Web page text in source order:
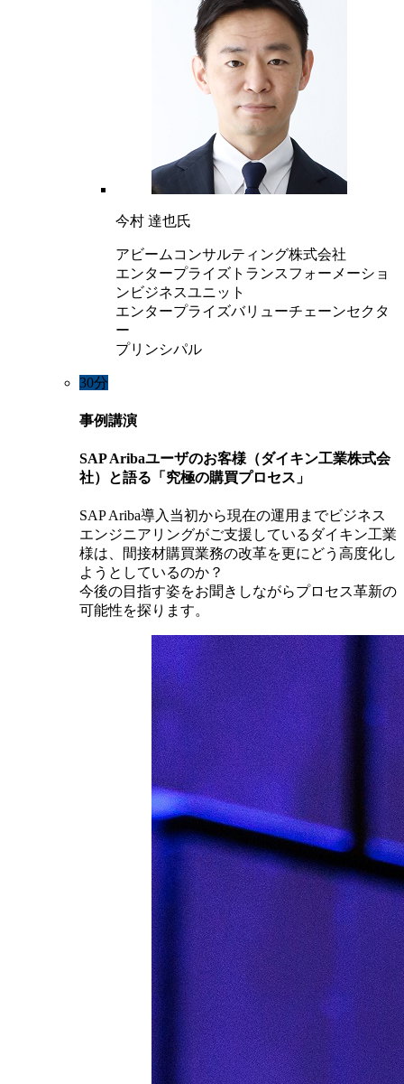
今村 達也氏
アビームコンサルティング株式会社
エンタープライズトランスフォーメーショ
ンビジネスユニット
エンタープライズバリューチェーンセクタ
ー
プリンシパル
30分
事例講演
SAP Aribaユーザのお客様（ダイキン工業株式会
社）と語る「究極の購買プロセス」
SAP Ariba導入当初から現在の運用までビジネス
エンジニアリングがご支援しているダイキン工業
様は、間接材購買業務の改革を更にどう高度化し
ようとしているのか？
今後の目指す姿をお聞きしながらプロセス革新の
可能性を探ります。